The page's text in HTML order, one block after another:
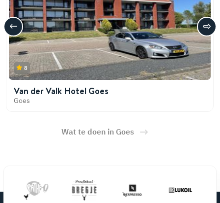
8
Van der Valk Hotel Goes
Goes
Wat te doen in Goes